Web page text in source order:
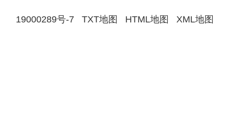
19000289号-7 TXT地图 HTML地图 XML地图